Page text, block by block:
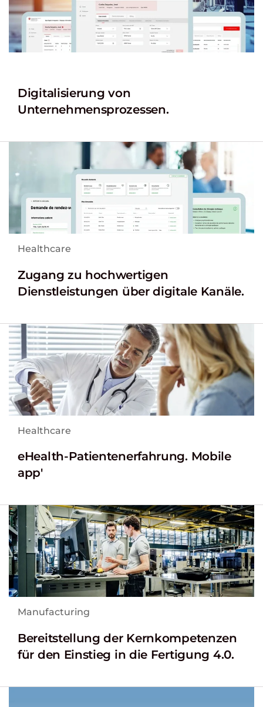
Digitalisierung von
Unternehmensprozessen.
Healthcare
Zugang zu hochwertigen
Dienstleistungen über digitale Kanäle.
Healthcare
eHealth-Patientenerfahrung. Mobile
app'
Manufacturing
Bereitstellung der Kernkompetenzen
für den Einstieg in die Fertigung 4.0.